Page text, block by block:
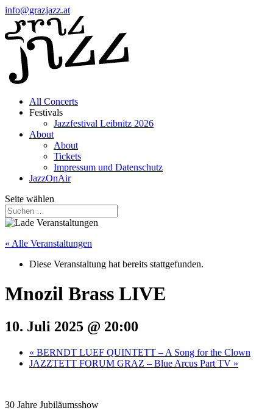
info@grazjazz.at
All Concerts
Festivals
Jazzfestival Leibnitz 2026
About
About
Tickets
Impressum und Datenschutz
JazzOnAir
Seite wählen
« Alle Veranstaltungen
Diese Veranstaltung hat bereits stattgefunden.
Mnozil Brass LIVE
10. Juli 2025 @ 20:00
« BERNDT LUEF QUINTETT – A Song for the Clown
JAZZTETT FORUM GRAZ – Blue Arcus Part TV »
30 Jahre Jubiläumsshow